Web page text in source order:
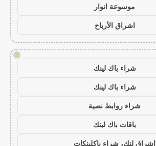
موسوعة انوار
اشراق الأرباح
!
شراء باك لينك
شراء باك لينك
شراء روابط نصية
باقات باك لينك
اشراق لنك، شراء باكلينكات